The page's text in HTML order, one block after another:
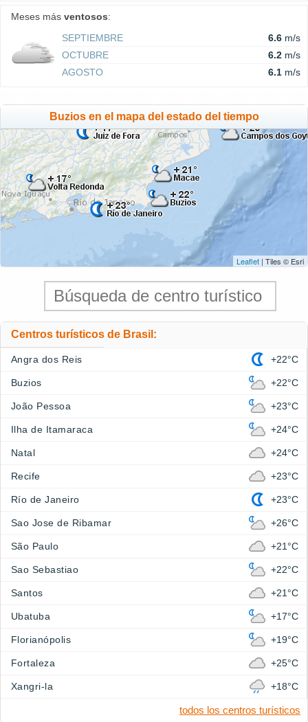
Meses más ventosos:
SEPTIEMBRE
6.6 m/s
OCTUBRE
6.2 m/s
AGOSTO
6.1 m/s
Buzios en el mapa del estado del tiempo
Leaflet | Tiles © Esri
Centros turísticos de Brasil:
Angra dos Reis +22°C
Buzios +22°C
João Pessoa +23°C
Ilha de Itamaraca +24°C
Natal +24°C
Recife +23°C
Río de Janeiro +23°C
Sao Jose de Ribamar +26°C
São Paulo +21°C
Sao Sebastiao +22°C
Santos +21°C
Ubatuba +17°C
Florianópolis +19°C
Fortaleza +25°C
Xangri-la +18°C
todos los centros turísticos